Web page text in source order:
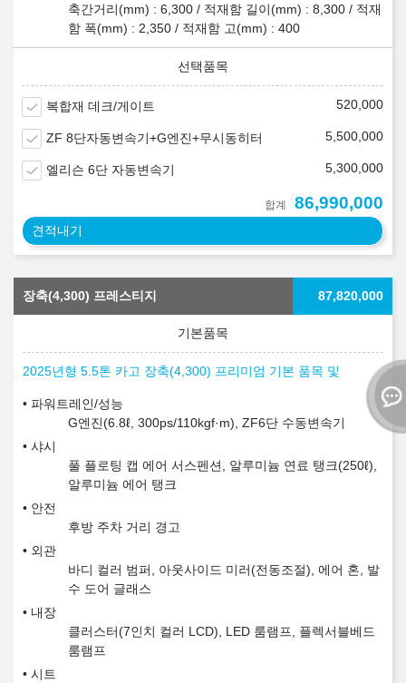
축간거리(mm) : 6,300 / 적재함 길이(mm) : 8,300 / 적재
함 폭(mm) : 2,350 / 적재함 고(mm) : 400
복합재 데크/게이트 520,000
ZF 8단자동변속기+G엔진+무시동히터 5,500,000
엘리슨 6단 자동변속기 5,300,000
합계 86,990,000
견적내기
장축(4,300) 프레스티지 87,820,000
2025년형 5.5톤 카고 장축(4,300) 프리미엄 기본 품목 및
파워트레인/성능
G엔진(6.8ℓ, 300ps/110kgf·m), ZF6단 수동변속기
샤시
풀 플로팅 캡 에어 서스펜션, 알루미늄 연료 탱크(250ℓ),
알루미늄 에어 탱크
안전
후방 주차 거리 경고
외관
바디 컬러 범퍼, 아웃사이드 미러(전동조절), 에어 혼, 발
수 도어 글래스
내장
클러스터(7인치 컬러 LCD), LED 룸램프, 플렉서블베드
룸램프
시트